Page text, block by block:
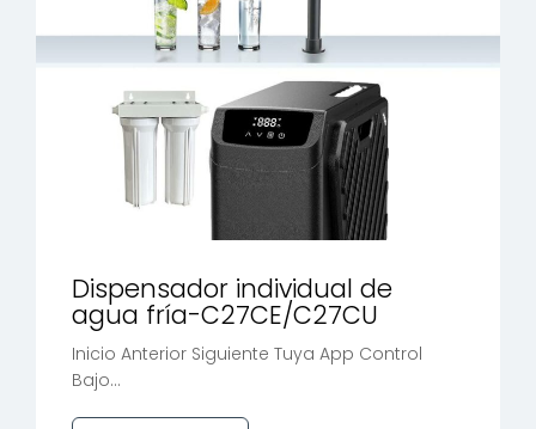
Dispensador individual de
agua fría-C27CE/C27CU
Inicio Anterior Siguiente Tuya App Control
Bajo...